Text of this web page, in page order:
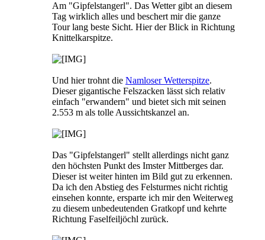
Am "Gipfelstangerl". Das Wetter gibt an diesem
Tag wirklich alles und beschert mir die ganze
Tour lang beste Sicht. Hier der Blick in Richtung
Knittelkarspitze.
Und hier trohnt die Namloser Wetterspitze.
Dieser gigantische Felszacken lässt sich relativ
einfach "erwandern" und bietet sich mit seinen
2.553 m als tolle Aussichtskanzel an.
Das "Gipfelstangerl" stellt allerdings nicht ganz
den höchsten Punkt des Imster Mittberges dar.
Dieser ist weiter hinten im Bild gut zu erkennen.
Da ich den Abstieg des Felsturmes nicht richtig
einsehen konnte, ersparte ich mir den Weiterweg
zu diesem unbedeutenden Gratkopf und kehrte
Richtung Faselfeiljöchl zurück.